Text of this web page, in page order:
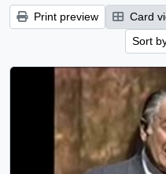
Print preview Card
Sort